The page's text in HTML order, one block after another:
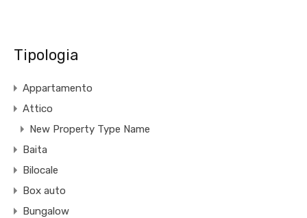
Tipologia
Appartamento
Attico
New Property Type Name
Baita
Bilocale
Box auto
Bungalow